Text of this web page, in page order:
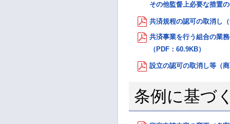
その他監督上必要な措置
共済規程の認可の取消し
共済事業を行う組合の業
（PDF：60.9KB）
設立の認可の取消し等（
条例に基づ